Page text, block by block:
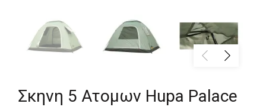
Σκηνη 5 Ατομων Hupa Palace